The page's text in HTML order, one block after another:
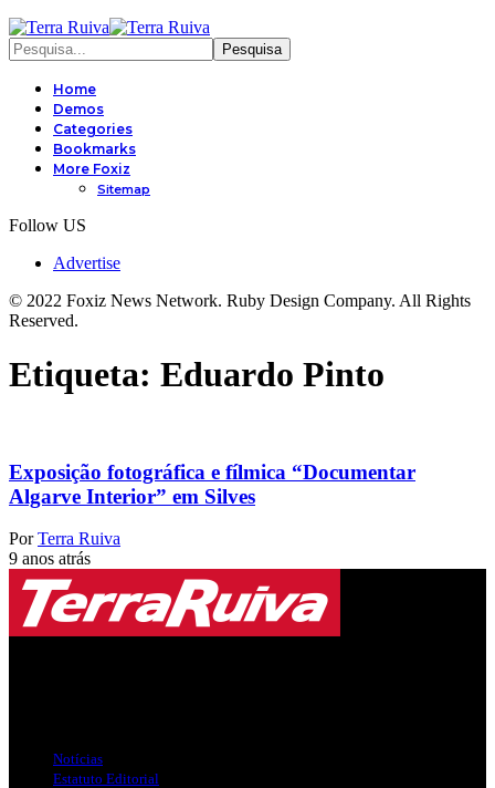
Home
Demos
Categories
Bookmarks
More Foxiz
Sitemap
Follow US
Advertise
© 2022 Foxiz News Network. Ruby Design Company. All Rights
Reserved.
Etiqueta: Eduardo Pinto
Exposição fotográfica e fílmica “Documentar
Algarve Interior” em Silves
Por Terra Ruiva
9 anos atrás
Notícias
Estatuto Editorial